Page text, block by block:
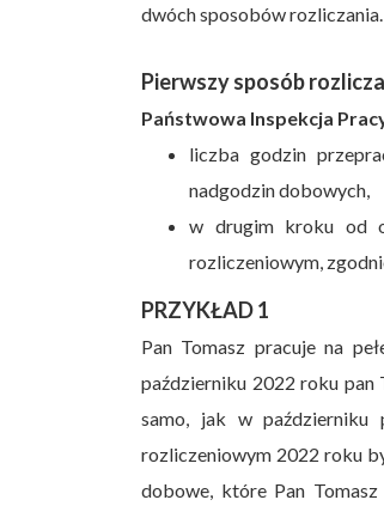
dwóch sposobów rozliczania.
Pierwszy sposób
Państwowa Inspekcja
liczba godzin
nadgodzin dobowych,
w drugim kroku od
rozliczeniowym,
PRZYKŁAD 1
Pan Tomasz pracuje na
październiku 2022 roku pan
samo, jak w październiku
rozliczeniowym 2022 roku
dobowe, które Pan